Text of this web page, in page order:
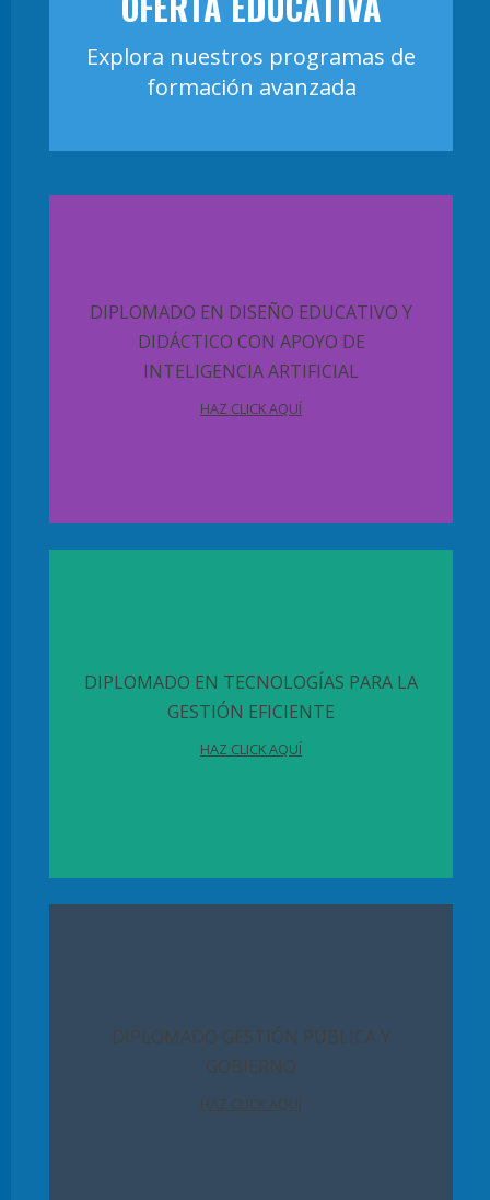
Explora nuestros programas de
formación avanzada
DIPLOMADO EN DISEÑO EDUCATIVO Y
DIDÁCTICO CON APOYO DE
INTELIGENCIA ARTIFICIAL
HAZ CLICK AQUÍ
DIPLOMADO EN TECNOLOGÍAS PARA LA
GESTIÓN EFICIENTE
HAZ CLICK AQUÍ
DIPLOMADO GESTIÓN PÚBLICA Y
GOBIERNO
HAZ CLICK AQUÍ